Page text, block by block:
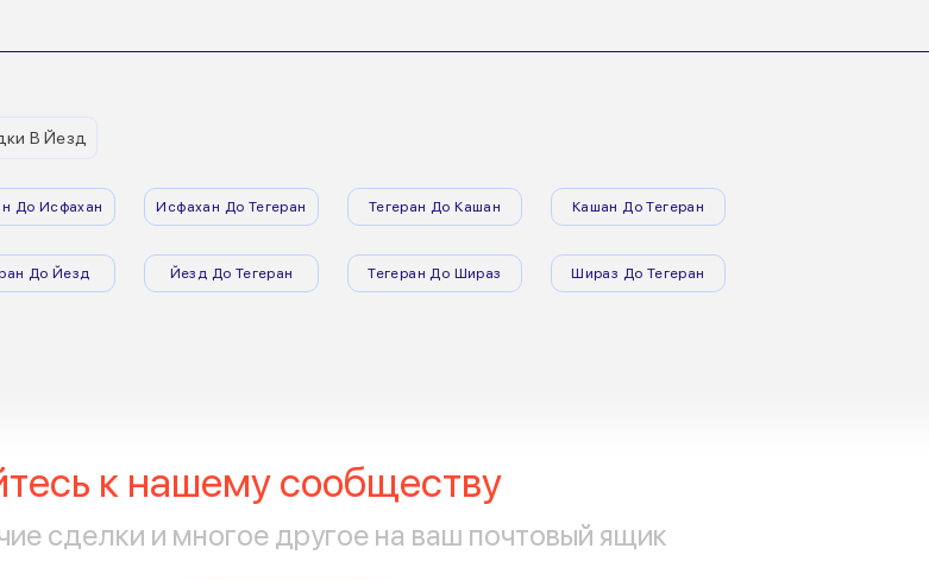
В Йезд
До Исфахан Исфахан До Тегеран Тегеран До Кашан Кашан До Тегеран
До Йезд Йезд До Тегеран Тегеран До Шираз Шираз До Тегеран
к нашему сообществу
сделки и многое другое на ваш почтовый ящик